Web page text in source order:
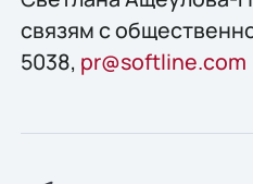
связям с
5038, pr@softline.com